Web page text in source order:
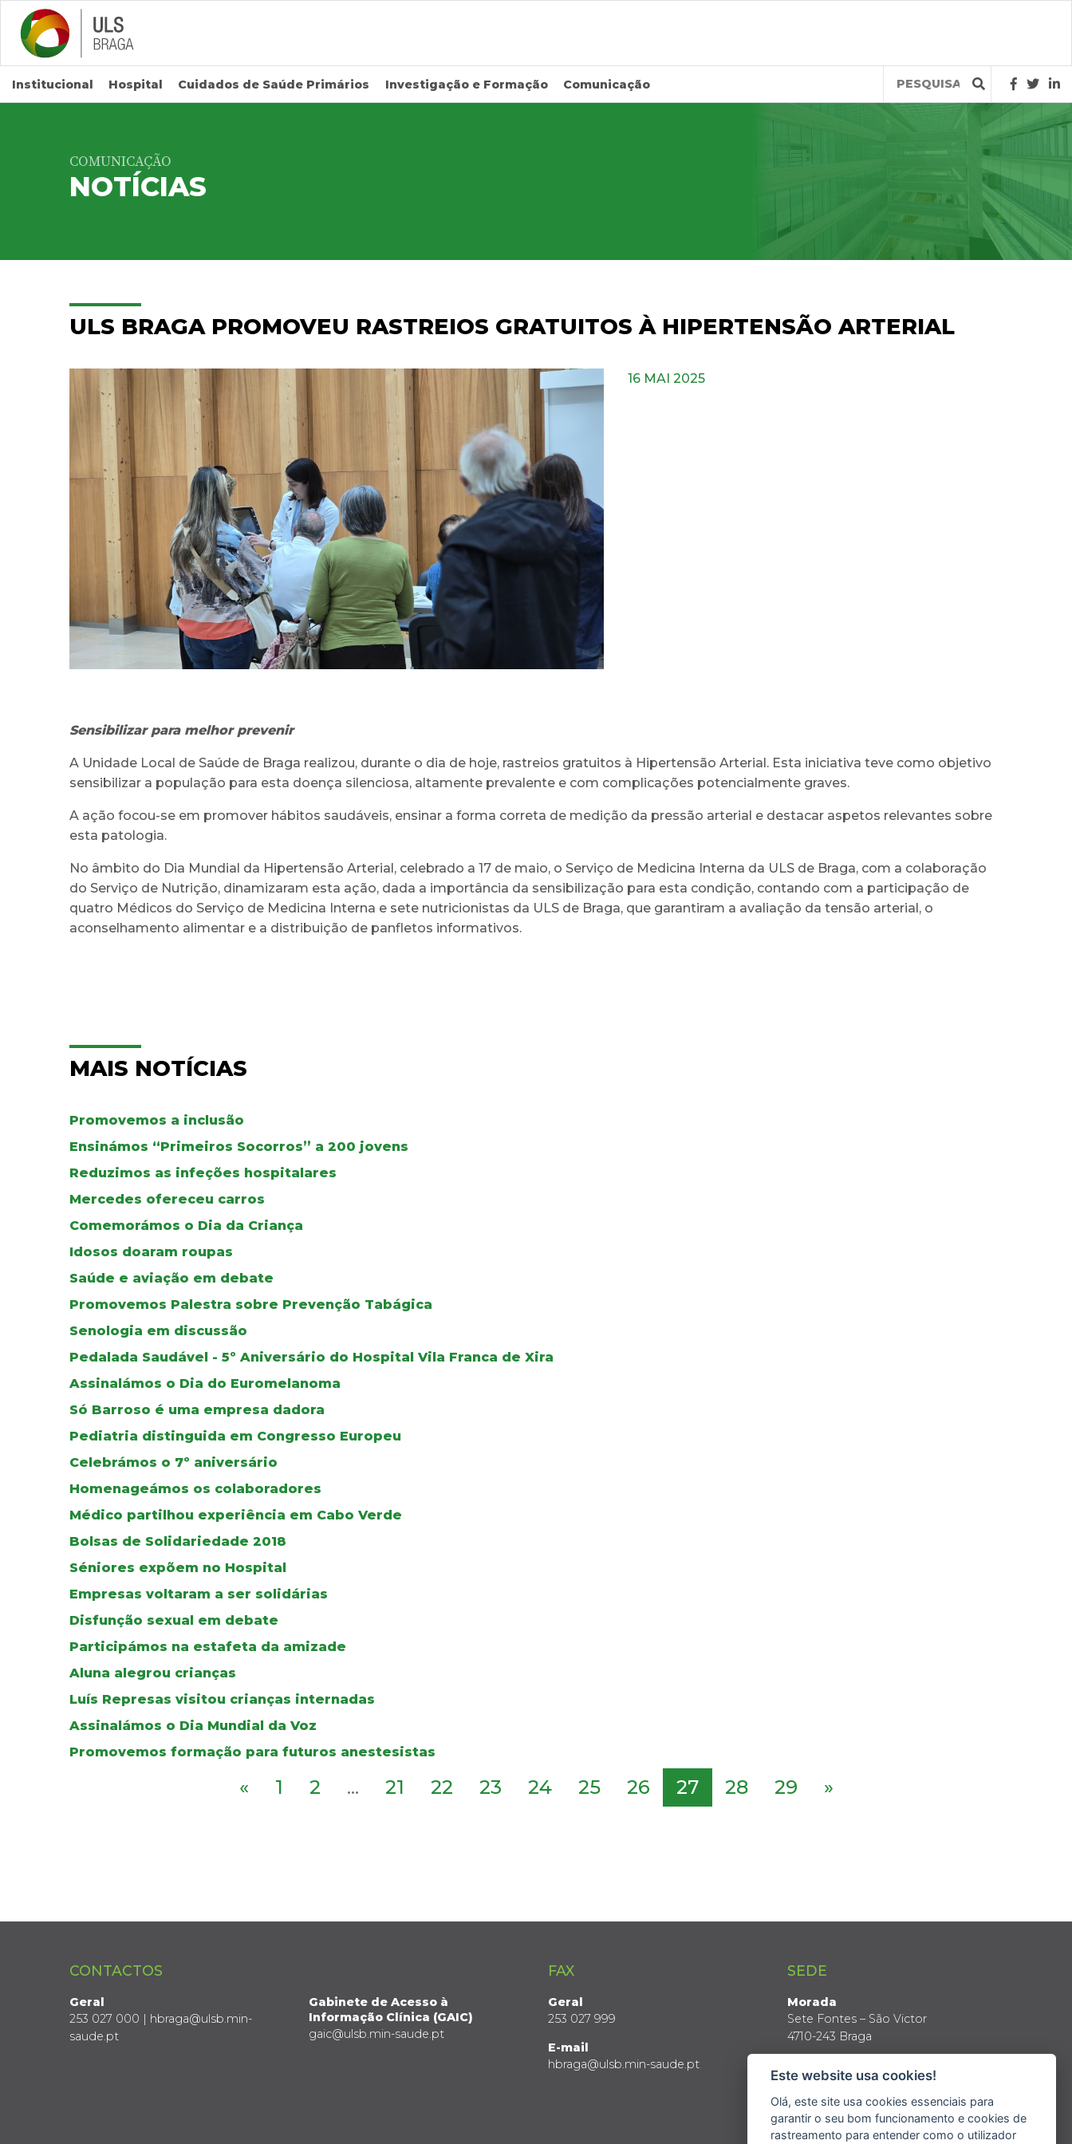
Saltar para conteúdo principal
Institucional Hospital Cuidados de Saúde Primários Investigação e Formação Comunicação
Query
COMUNICAÇÃO
NOTÍCIAS
ULS BRAGA PROMOVEU RASTREIOS GRATUITOS À HIPERTENSÃO ARTERIAL
16 MAI 2025
Sensibilizar para melhor prevenir
A Unidade Local de Saúde de Braga realizou, durante o dia de hoje, rastreios gratuitos à Hipertensão Arterial. Esta iniciativa teve como objetivo
sensibilizar a população para esta doença silenciosa, altamente prevalente e com complicações potencialmente graves.
A ação focou-se em promover hábitos saudáveis, ensinar a forma correta de medição da pressão arterial e destacar aspetos relevantes sobre
esta patologia.
No âmbito do Dia Mundial da Hipertensão Arterial, celebrado a 17 de maio, o Serviço de Medicina Interna da ULS de Braga, com a colaboração
do Serviço de Nutrição, dinamizaram esta ação, dada a importância da sensibilização para esta condição, contando com a participação de
quatro Médicos do Serviço de Medicina Interna e sete nutricionistas da ULS de Braga, que garantiram a avaliação da tensão arterial, o
aconselhamento alimentar e a distribuição de panfletos informativos.
MAIS NOTÍCIAS
Promovemos a inclusão
Ensinámos “Primeiros Socorros” a 200 jovens
Reduzimos as infeções hospitalares
Mercedes ofereceu carros
Comemorámos o Dia da Criança
Idosos doaram roupas
Saúde e aviação em debate
Promovemos Palestra sobre Prevenção Tabágica
Senologia em discussão
Pedalada Saudável - 5º Aniversário do Hospital Vila Franca de Xira
Assinalámos o Dia do Euromelanoma
Só Barroso é uma empresa dadora
Pediatria distinguida em Congresso Europeu
Celebrámos o 7º aniversário
Homenageámos os colaboradores
Médico partilhou experiência em Cabo Verde
Bolsas de Solidariedade 2018
Séniores expõem no Hospital
Empresas voltaram a ser solidárias
Disfunção sexual em debate
Participámos na estafeta da amizade
Aluna alegrou crianças
Luís Represas visitou crianças internadas
Assinalámos o Dia Mundial da Voz
Promovemos formação para futuros anestesistas
« 1 2 ... 21 22 23 24 25 26 27 28 29 »
CONTACTOS
Geral
253 027 000 | hbraga@ulsb.min-
saude.pt
Gabinete de Acesso à
Informação Clínica (GAIC)
gaic@ulsb.min-saude.pt
FAX
Geral
253 027 999
E-mail
hbraga@ulsb.min-saude.pt
SEDE
Morada
Sete Fontes – São Victor
4710-243 Braga
Latitude: 41º 34’ N
Longitude: 8º 24’ W
Este website usa cookies!
Olá, este site usa cookies essenciais para
garantir o seu bom funcionamento e cookies de
rastreamento para entender como o utilizador